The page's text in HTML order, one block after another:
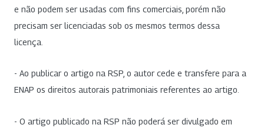
e não podem ser usadas com fins comerciais, porém não
precisam ser licenciadas sob os mesmos termos dessa
licença.
- Ao publicar o artigo na RSP, o autor cede e transfere para a
ENAP os direitos autorais patrimoniais referentes ao artigo.
- O artigo publicado na RSP não poderá ser divulgado em